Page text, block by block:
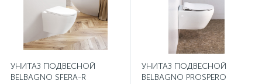
УНИТАЗ ПОДВЕСНОЙ
BELBAGNO SFERA-R
УНИТАЗ ПОДВЕСНОЙ
BELBAGNO PROSPERO
Встраиваемые смесители
Встраиваемые смесители для ванны и душа